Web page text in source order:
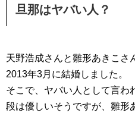
旦那はヤバい人？
天野浩成さんと雛形あきこさ
2013年3月に結婚しました。
そこで、ヤバい人として言わ
段は優しいそうですが、雛形